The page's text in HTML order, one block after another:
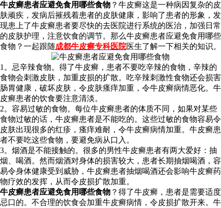
牛皮癣患者应避免食用哪些食物 ？牛皮癣这是一种病因复杂的皮
肤顽疾，发病后摧残着患者的皮肤健康，影响了患者的形象，发
现患上了牛皮癣患者要尽快的去医院进行系统的医治，加强日常
的皮肤护理，注意饮食的调节。那么牛皮癣患者应避免食用哪些
食物？一起跟随成都牛皮癣专科医院医生了解一下相关的知识。
1。忌辛辣食物。得了牛皮癣，患者不要吃辛辣的食物，辛辣的
食物会刺激皮肤，加重皮损的扩散。吃辛辣刺激性食物还会损害
肠胃健康，破坏皮肤，令皮肤瘙痒加重，令牛皮癣病情恶化。牛
皮癣患者的饮食要注意清淡。
2。容易过敏的食物。每位牛皮癣患者的体质不同，如果对某些
食物过敏的话，牛皮癣患者是不能吃的。这些过敏的食物容易令
皮肤出现很多的红疹，瘙痒难耐，令牛皮癣病情加重。牛皮癣患
者不要吃这些食物，要避免病从口入。
3。烟酒是不能接触的。很多的男性牛皮癣患者有两大爱好：抽
烟、喝酒。然而烟酒对身体的损害较大，患者长期抽烟喝酒，容
易令身体健康受到威胁，牛皮癣患者抽烟喝酒还会影响牛皮癣药
物疗效的发挥，从而令皮损扩散加重。
牛皮癣患者应避免食用哪些食物 ？得了牛皮癣，患者是需要适度
忌口的。不合理的饮食会加重牛皮癣病情，令皮损扩散开来。牛